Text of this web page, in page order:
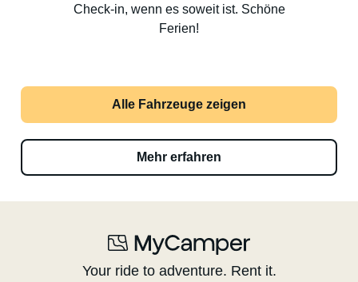
Check-in, wenn es soweit ist. Schöne
Ferien!
Alle Fahrzeuge zeigen
Mehr erfahren
Your ride to adventure. Rent it.